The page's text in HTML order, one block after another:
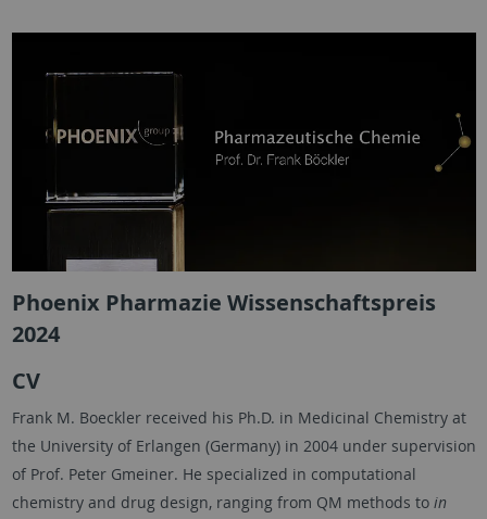
Phoenix Pharmazie Wissenschaftspreis
2024
CV
Frank M. Boeckler received his Ph.D. in Medicinal Chemistry at
the University of Erlangen (Germany) in 2004 under supervision
of Prof. Peter Gmeiner. He specialized in computational
chemistry and drug design, ranging from QM methods toin